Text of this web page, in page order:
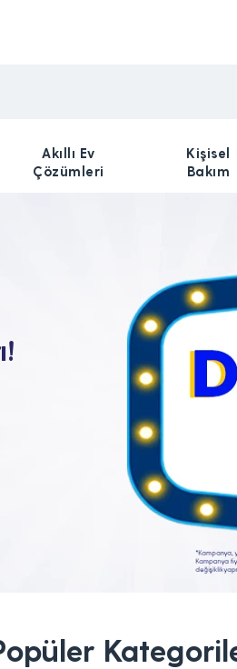
Akıllı Ev
Çözümleri
Kişisel
Bakım